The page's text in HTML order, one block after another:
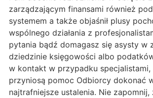
zarządzającym finansami również
systemem a także objaśnił plusy
wspólnego działania z
pytania bądź domagasz się asysty w
dziedzinie księgowości albo
w kontakt w przypadku
przyniosą pomoc Odbiorcy dokonać
najtrafniejsze ustalenia. Nie zapomnij,